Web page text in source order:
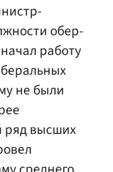
обер-
работу
не были
ряд высших